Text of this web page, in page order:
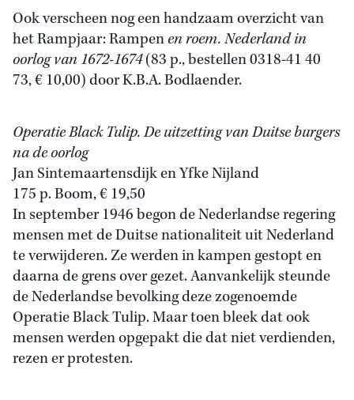
Ook verscheen nog een handzaam overzicht van
het Rampjaar: Rampenen roem. Nederland in
oorlog van 1672-1674(83 p., bestellen 0318-41 40
73, € 10,00) door K.B.A. Bodlaender.
Operatie Black Tulip. De uitzetting van Duitse burgers
na de oorlog
Jan Sintemaartensdijk en Yfke Nijland
175 p. Boom, € 19,50
In september 1946 begon de Nederlandse regering
mensen met de Duitse nationaliteit uit Nederland
te verwijderen. Ze werden in kampen gestopt en
daarna de grens over gezet. Aanvankelijk steunde
de Nederlandse bevolking deze zogenoemde
Operatie Black Tulip. Maar toen bleek dat ook
mensen werden opgepakt die dat niet verdienden,
rezen er protesten.